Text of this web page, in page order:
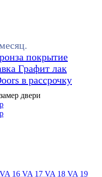
16 VA 17 VA 18 VA 19